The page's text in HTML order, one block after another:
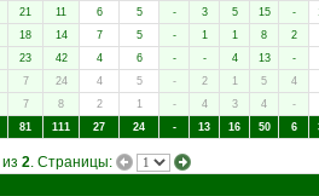
21 11 6 5 - 3 5 15 -
18 14 7 5 - 1 1 8
2
23 42 4 6 - - 4 13 -
7 24 4 5 - 2 1 5
4
7 8 2 1 - 4 3 4
-
81 111 27 24 - 13 16 50 6
из 2. Страницы: